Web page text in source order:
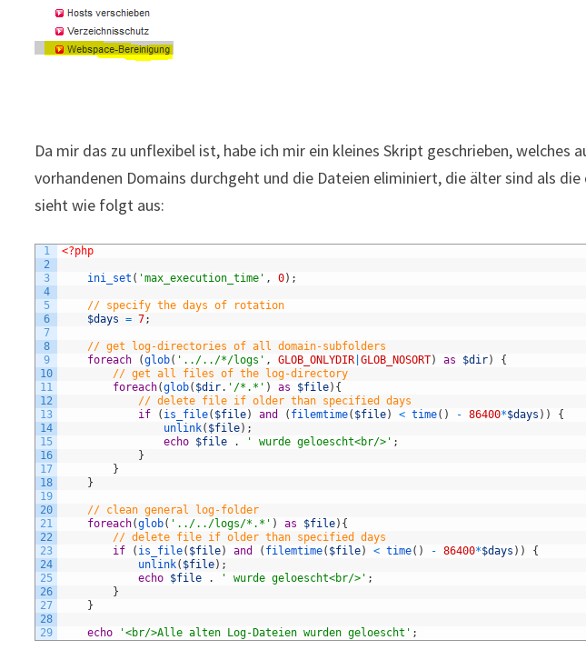
Da mir das zu unflexibel ist, habe ich mir ein kleines Skript geschrieben, welches
vorhandenen Domains durchgeht und die Dateien eliminiert, die älter sind als
sieht wie folgt aus:
1
2
3
4
5
6
7
8
9
10
11
12
13
14
15
16
17
18
19
20
21
22
23
24
25
26
27
28
29
<?php
ini_set ( 'max_execution_time' , 0) ;
// specify the days of rotation
$days = 7;
// get log-directories of all domain-subfolders
foreach
(glob( '../../*/logs' , GLOB_ONLYDIR |GLOB_NOSORT) as $dir)
{
// get all files of the log-directory
foreach(glob( $dir. '/*.*' ) as $file) {
// delete file if older than specified days
if
( is_file( $file) and ( filemtime( $file) < time( ) - 86400*$days ) )
{
unlink( $file) ;
echo $file . ' wurde geloescht<br/>' ;
}
}
}
// clean general log-folder
foreach(glob( '../../logs/*.*' ) as $file) {
// delete file if older than specified days
if
( is_file( $file) and ( filemtime( $file) < time( ) - 86400*$days ) )
{
unlink( $file) ;
echo $file . ' wurde geloescht<br/>' ;
}
}
echo '<br/>Alle alten Log-Dateien wurden geloescht' ;